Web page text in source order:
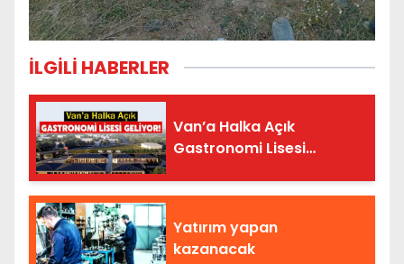
İLGİLİ HABERLER
Van’a Halka Açık
Gastronomi Lisesi
Yatırım yapan
kazanacak